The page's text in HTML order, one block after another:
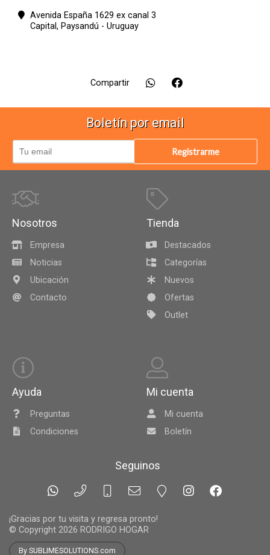
Avenida España 1629 ex canal 3
Capital, Paysandú - Uruguay
Compartir
Boletín por email
Registrarme
Nosotros
Empresa
Noticias
Ubicación
Contacto
Tienda
Destacados
Categorías
Nuevos
Ofertas
Outlet
Ayuda
Preguntas
Condiciones
Mi cuenta
Mi cuenta
Boletín
Seguinos
¡Gracias por tu visita y regresa pronto!
© Copyright 2026 RODRIGO HOGAR
By SUBLIMESOLUTIONS.com